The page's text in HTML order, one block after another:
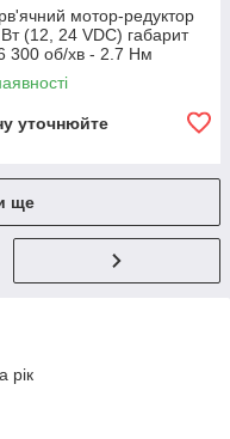
мотор-редуктор
(12, 24 VDC) габарит
300 об/хв - 2.7 Нм
уточнюйте
ще
рік